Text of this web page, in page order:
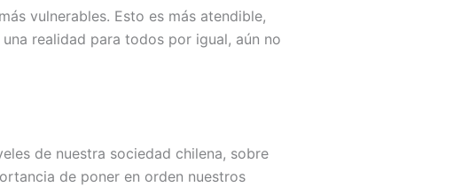
vulnerables. Esto es más atendible,
realidad para todos por igual, aún no
de nuestra sociedad chilena, sobre
de poner en orden nuestros